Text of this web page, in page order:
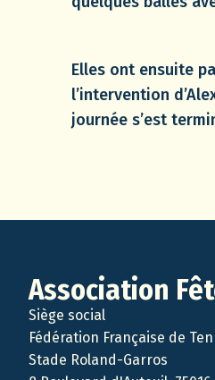
Elles ont ensuite
l’intervention
journée s’est
Association
Siège social
Fédération Française de
Stade Roland-Garros